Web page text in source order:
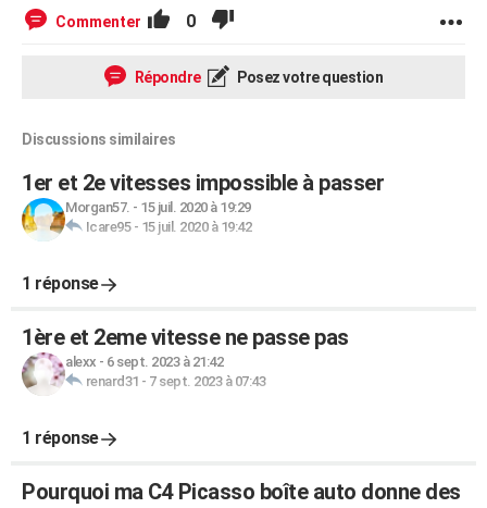
Commenter 0
Répondre Posez votre question
Discussions similaires
1er et 2e vitesses impossible à passer
Morgan57. - 15 juil. 2020 à 19:29
Icare95- 15 juil. 2020 à 19:42
1 réponse
1ère et 2eme vitesse ne passe pas
alexx - 6 sept. 2023 à 21:42
renard31 - 7 sept. 2023 à 07:43
1 réponse
Pourquoi ma C4 Picasso boîte auto donne des